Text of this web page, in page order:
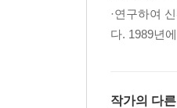
·연구하여
다. 1989년
작가의 다